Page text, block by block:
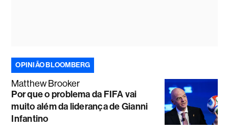
OPINIÃO BLOOMBERG
Matthew Brooker
Por que o problema da FIFA vai
muito além da liderança de Gianni
Infantino